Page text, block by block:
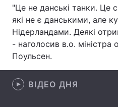
Зброя
Здоров'я
Цікавинки
Екологія
"Це не данські танки. Це
які не є данськими, але
Нідерландами. Деякі
- наголосив в.о.
Поульсен.
ВІДЕО ДНЯ